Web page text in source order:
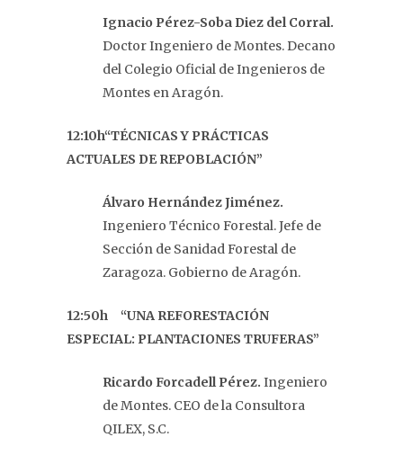
Ignacio Pérez-Soba Diez del Corral.
Doctor Ingeniero de Montes. Decano
del Colegio Oficial de Ingenieros de
Montes en Aragón.
12:10h“TÉCNICAS Y PRÁCTICAS
ACTUALES DE REPOBLACIÓN”
Álvaro Hernández Jiménez.
Ingeniero Técnico Forestal. Jefe de
Sección de Sanidad Forestal de
Zaragoza. Gobierno de Aragón.
12:50h “UNA REFORESTACIÓN
ESPECIAL: PLANTACIONES TRUFERAS”
Ricardo Forcadell Pérez. Ingeniero
de Montes. CEO de la Consultora
QILEX, S.C.